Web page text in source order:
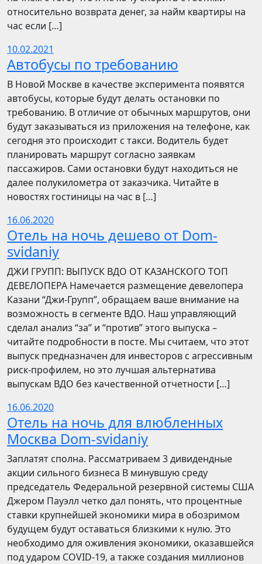
относительно возврата денег, за найм квартиры на
час если […]
10.02.2021
Автобусы по требованию
В Новой Москве в качестве эксперимента появятся
автобусы, которые будут делать остановки по
требованию. В отличие от обычных маршрутов, они
будут заказываться из приложения на телефоне, как
сегодня это происходит с такси. Водитель будет
планировать маршрут согласно заявкам
пассажиров. Сами остановки будут находиться не
далее полукилометра от заказчика. Читайте в
новостях гостиницы на час в […]
16.06.2020
Отель на ночь дешево от Dom-
svidaniy
​​ДЖИ ГРУПП: ВЫПУСК ВДО ОТ КАЗАНСКОГО ТОП
ДЕВЕЛОПЕРА Намечается размещение девелопера
Казани “Джи-Групп”, обращаем ваше внимание на
возможность в сегменте ВДО. Наш управляющий
сделал анализ “за” и “против” этого выпуска –
читайте подробности в посте. Мы считаем, что этот
выпуск предназначен для инвесторов с агрессивным
риск-профилем, но это лучшая альтернатива
выпускам ВДО без качественной отчетности […]
16.06.2020
Отель на ночь для влюбленных
Москва Dom-svidaniy
Заплатят сполна. Рассматриваем 3 дивидендные
акции сильного бизнеса В минувшую среду
председатель Федеральной резервной системы США
Джером Пауэлл четко дал понять, что процентные
ставки крупнейшей экономики мира в обозримом
будущем будут оставаться близкими к нулю. Это
необходимо для оживления экономики, оказавшейся
под ударом COVID-19, а также создания миллионов